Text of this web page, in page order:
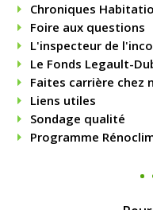
Chroniques
Foire aux questions
L'inspecteur de
Le Fonds Legault-
Faites carrière chez
Liens utiles
Sondage qualité
Programme